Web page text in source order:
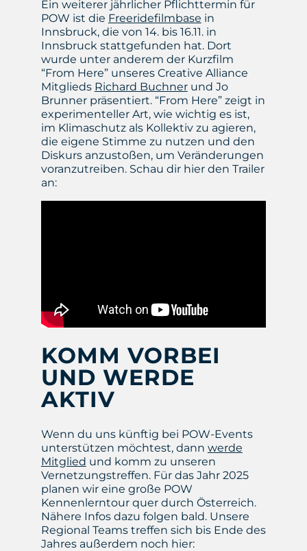
Ein weiterer jährlicher Pflichttermin für
POW ist die Freeridefilmbase in
Innsbruck, die von 14. bis 16.11. in
Innsbruck stattgefunden hat. Dort
wurde unter anderem der Kurzfilm
“From Here” unseres Creative Alliance
Mitglieds Richard Buchnerund Jo
Brunner präsentiert. “From Here” zeigt in
experimenteller Art, wie wichtig es ist,
im Klimaschutz als Kollektiv zu agieren,
die eigene Stimme zu nutzen und den
Diskurs anzustoßen, um Veränderungen
voranzutreiben. Schau dir hier den Trailer
an:
KOMM VORBEI
UND WERDE
AKTIV
Wenn du uns künftig bei POW-Events
unterstützen möchtest, dann werde
Mitglied und komm zu unseren
Vernetzungstreffen. Für das Jahr 2025
planen wir eine große POW
Kennenlerntour quer durch Österreich.
Nähere Infos dazu folgen bald. Unsere
Regional Teams treffen sich bis Ende des
Jahres außerdem noch hier: